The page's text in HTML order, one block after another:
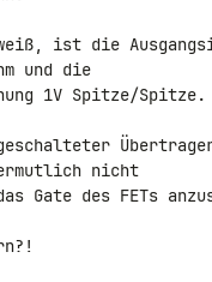
ist die
und die
1V Spitze/Spitze.
nicht
Gate des FETs